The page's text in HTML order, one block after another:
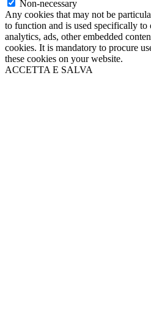
Non-necessary
Any cookies that may not be
to function and is used specifically to
analytics, ads, other embedded
cookies. It is mandatory to procure
these cookies on your website.
ACCETTA E SALVA